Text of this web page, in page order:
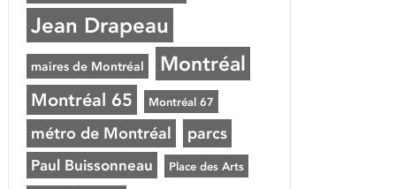
Jean Drapeau
maires de Montréal Montréal
Montréal 65 Montréal 67
métro de Montréal parcs
Paul Buissonneau Place des Arts